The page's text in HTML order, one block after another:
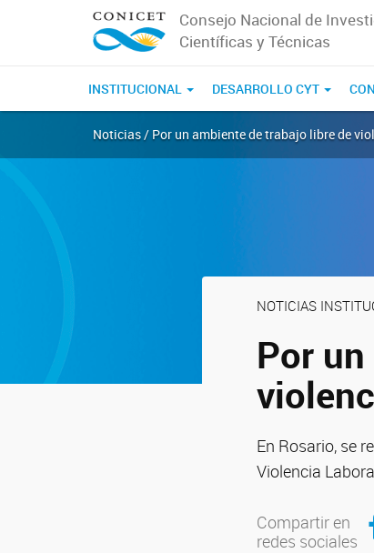
Consejo Nacional de
Científicas y Técnicas
INSTITUCIONAL DESARROLLO CYT
Noticias / Por un ambiente de trabajo libre de
NOTICIAS
Por
En Rosario, se
Violencia
Compartir en
redes sociales